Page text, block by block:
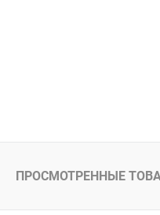
ПРОСМОТРЕННЫЕ